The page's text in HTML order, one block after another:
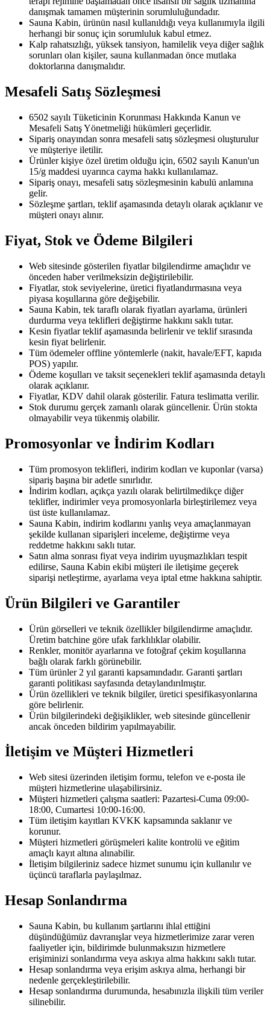
danışmak tamamen müşterinin sorumluluğundadır.
Sauna Kabin, ürünün nasıl kullanıldığı veya kullanımıyla ilgili
herhangi bir sonuç için sorumluluk kabul etmez.
Kalp rahatsızlığı, yüksek tansiyon, hamilelik veya diğer sağlık
sorunları olan kişiler, sauna kullanmadan önce mutlaka
doktorlarına danışmalıdır.
Mesafeli Satış Sözleşmesi
6502 sayılı Tüketicinin Korunması Hakkında Kanun ve
Mesafeli Satış Yönetmeliği hükümleri geçerlidir.
Sipariş onayından sonra mesafeli satış sözleşmesi oluşturulur
ve müşteriye iletilir.
Ürünler kişiye özel üretim olduğu için, 6502 sayılı Kanun'un
15/g maddesi uyarınca cayma hakkı kullanılamaz.
Sipariş onayı, mesafeli satış sözleşmesinin kabulü anlamına
gelir.
Sözleşme şartları, teklif aşamasında detaylı olarak açıklanır ve
müşteri onayı alınır.
Fiyat, Stok ve Ödeme Bilgileri
Web sitesinde gösterilen fiyatlar bilgilendirme amaçlıdır ve
önceden haber verilmeksizin değiştirilebilir.
Fiyatlar, stok seviyelerine, üretici fiyatlandırmasına veya
piyasa koşullarına göre değişebilir.
Sauna Kabin, tek taraflı olarak fiyatları ayarlama, ürünleri
durdurma veya teklifleri değiştirme hakkını saklı tutar.
Kesin fiyatlar teklif aşamasında belirlenir ve teklif sırasında
kesin fiyat belirlenir.
Tüm ödemeler offline yöntemlerle (nakit, havale/EFT, kapıda
POS) yapılır.
Ödeme koşulları ve taksit seçenekleri teklif aşamasında detaylı
olarak açıklanır.
Fiyatlar, KDV dahil olarak gösterilir. Fatura teslimatta verilir.
Stok durumu gerçek zamanlı olarak güncellenir. Ürün stokta
olmayabilir veya tükenmiş olabilir.
Promosyonlar ve İndirim Kodları
Tüm promosyon teklifleri, indirim kodları ve kuponlar (varsa)
sipariş başına bir adetle sınırlıdır.
İndirim kodları, açıkça yazılı olarak belirtilmedikçe diğer
teklifler, indirimler veya promosyonlarla birleştirilemez veya
üst üste kullanılamaz.
Sauna Kabin, indirim kodlarını yanlış veya amaçlanmayan
şekilde kullanan siparişleri inceleme, değiştirme veya
reddetme hakkını saklı tutar.
Satın alma sonrası fiyat veya indirim uyuşmazlıkları tespit
edilirse, Sauna Kabin ekibi müşteri ile iletişime geçerek
siparişi netleştirme, ayarlama veya iptal etme hakkına sahiptir.
Ürün Bilgileri ve Garantiler
Ürün görselleri ve teknik özellikler bilgilendirme amaçlıdır.
Üretim batchine göre ufak farklılıklar olabilir.
Renkler, monitör ayarlarına ve fotoğraf çekim koşullarına
bağlı olarak farklı görünebilir.
Tüm ürünler 2 yıl garanti kapsamındadır. Garanti şartları
garanti politikası sayfasında detaylandırılmıştır.
Ürün özellikleri ve teknik bilgiler, üretici spesifikasyonlarına
göre belirlenir.
Ürün bilgilerindeki değişiklikler, web sitesinde güncellenir
ancak önceden bildirim yapılmayabilir.
İletişim ve Müşteri Hizmetleri
Web sitesi üzerinden iletişim formu, telefon ve e-posta ile
müşteri hizmetlerine ulaşabilirsiniz.
Müşteri hizmetleri çalışma saatleri: Pazartesi-Cuma 09:00-
18:00, Cumartesi 10:00-16:00.
Tüm iletişim kayıtları KVKK kapsamında saklanır ve
korunur.
Müşteri hizmetleri görüşmeleri kalite kontrolü ve eğitim
amaçlı kayıt altına alınabilir.
İletişim bilgileriniz sadece hizmet sunumu için kullanılır ve
üçüncü taraflarla paylaşılmaz.
Hesap Sonlandırma
Sauna Kabin, bu kullanım şartlarını ihlal ettiğini
düşündüğümüz davranışlar veya hizmetlerimize zarar veren
faaliyetler için, bildirimde bulunmaksızın hizmetlere
erişiminizi sonlandırma veya askıya alma hakkını saklı tutar.
Hesap sonlandırma veya erişim askıya alma, herhangi bir
nedenle gerçekleştirilebilir.
Hesap sonlandırma durumunda, hesabınızla ilişkili tüm veriler
silinebilir.